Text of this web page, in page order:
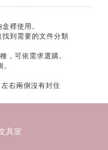
裡使用。
到需要的文件分類
，可依需求選購。
右兩側沒有封住